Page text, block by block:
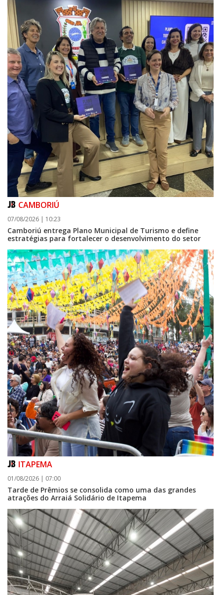
08/08/2026 | 07:00
Teatro Bruno Nitz terá concerto “Rock ao Piano” neste sábado
BALNEÁRIO CAMBORIÚ
08/08/2026 | 07:00
Setor judicial de medicamentos de BC estará fechado nos dias 10 e 11 de
agosto para realização de inventário
CAMBORIÚ
07/08/2026 | 10:23
Camboriú entrega Plano Municipal de Turismo e define
estratégias para fortalecer o desenvolvimento do setor
ITAPEMA
01/08/2026 | 07:00
Tarde de Prêmios se consolida como uma das grandes
atrações do Arraiá Solidário de Itapema